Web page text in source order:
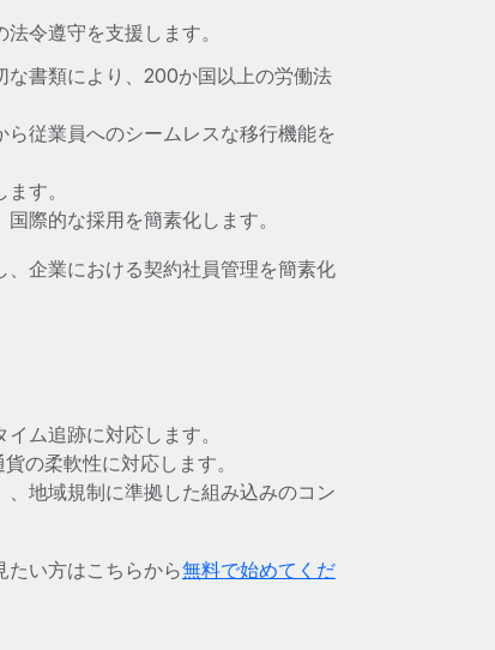
令遵守を支援します。
な書類により、200か国以上の労働法
従業員へのシームレスな移行機能を
す。
際的な採用を簡素化します。
企業における契約社員管理を簡素化
ム追跡に対応します。
の柔軟性に対応します。
地域規制に準拠した組み込みのコン
い方はこちらから無料で始めてくだ